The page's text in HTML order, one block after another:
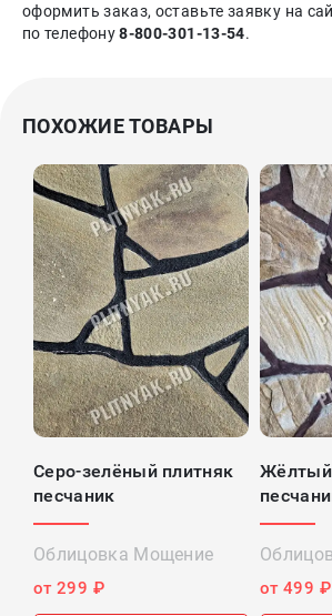
оформить заказ, оставьте заявку на
по телефону8-800-301-13-54.
ПОХОЖИЕ ТОВАРЫ
Серо-зелёный плитняк
песчаник
Облицовка Мощение
от 299 ₽
Жёлтый
от 499 ₽